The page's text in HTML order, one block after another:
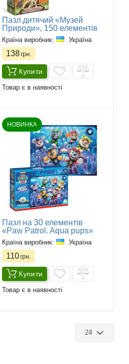
Пазл дитячий «Музей
Природи», 150 елементів
Країна виробник: Україна
138грн.
Купити
Товар є в наявності
НОВИНКА
Пазл на 30 елементів
«Paw Patrol. Aqua pups»
Країна виробник: Україна
110грн.
Купити
Товар є в наявності
24